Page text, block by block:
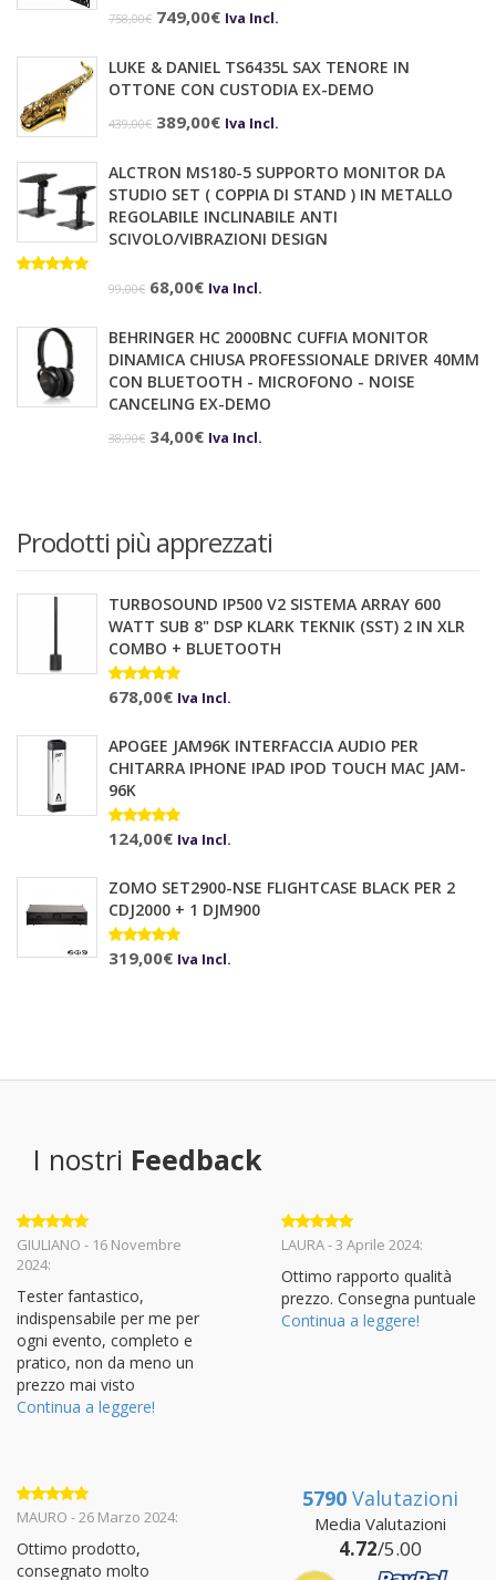
174,00€.165,00€.
758,00€ Il
originale
749,00€Il
attuale
Iva Incl.
LUKE & DANIEL TS6435L SAX TENORE IN
OTTONE CON CUSTODIA EX-DEMO
439,00€ Il
originale
era:
439,00€.
389,00€Il
attuale
è:
389,00€.
Iva Incl.
ALCTRON MS180-5 SUPPORTO MONITOR DA
STUDIO SET ( COPPIA DI STAND ) IN METALLO
REGOLABILE INCLINABILE ANTI
SCIVOLO/VIBRAZIONI DESIGN
99,00€ Il
originale
era:
99,00€.
68,00€Il
attuale
è:
68,00€.
Iva Incl.
BEHRINGER HC 2000BNC CUFFIA MONITOR
DINAMICA CHIUSA PROFESSIONALE DRIVER 40MM
CON BLUETOOTH - MICROFONO - NOISE
CANCELING EX-DEMO
38,90€ Il
38,90€.
34,00€Il
34,00€.
Iva Incl.
Prodotti più apprezzati
TURBOSOUND IP500 V2 SISTEMA ARRAY 600
WATT SUB 8" DSP KLARK TEKNIK (SST) 2 IN XLR
COMBO + BLUETOOTH
Valutato 10.00su 5
678,00€ Iva Incl.
APOGEE JAM96K INTERFACCIA AUDIO PER
CHITARRA IPHONE IPAD IPOD TOUCH MAC JAM-
96K
Valutato
5.00su 5
124,00€ Iva Incl.
ZOMO SET2900-NSE FLIGHTCASE BLACK PER 2
CDJ2000 + 1 DJM900
Valutato
5.00su 5
319,00€ Iva Incl.
I nostri Feedback
Valutato 5
su 5
GIULIANO - 16 Novembre
2024:
Tester fantastico,
indispensabile per me per
ogni evento, completo e
pratico, non da meno un
prezzo mai visto
Continua a leggere!
Valutato 5
LAURA - 3 Aprile 2024:
Ottimo rapporto qualità
prezzo. Consegna puntuale
Continua a leggere!
Valutato5
MAURO - 26 Marzo 2024:
Ottimo prodotto,
consegnato molto
5790 Valutazioni
Media Valutazioni
4.72/5.00